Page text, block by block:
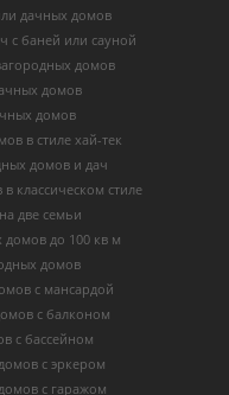
дачных домов
с баней или сауной
домов
домов
домов
в стиле хай-тек
домов и дач
классическом стиле
две семьи
до 100 кв м
домов
с мансардой
с балконом
с бассейном
с эркером
с гаражом